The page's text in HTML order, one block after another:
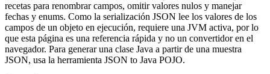
recetas para renombrar campos, omitir valores nulos y manejar
fechas y enums. Como la serialización JSON lee los valores de los
campos de un objeto en ejecución, requiere una JVM activa, por lo
que esta página es una referencia rápida y no un convertidor en el
navegador. Para generar una clase Java a partir de una muestra
JSON, usa la herramienta JSON to Java POJO.